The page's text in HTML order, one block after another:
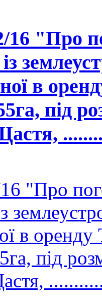
"Про
в
під
"Про
в
під